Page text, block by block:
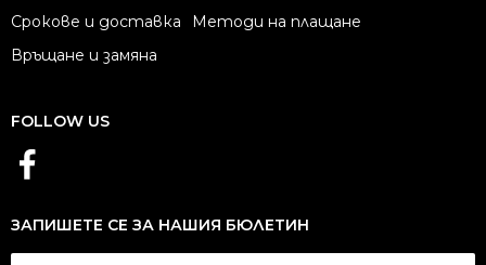
Срокове и доставка
Методи на плащане
Връщане и замяна
FOLLOW US
ЗАПИШЕТЕ СЕ ЗА НАШИЯ БЮЛЕТИН